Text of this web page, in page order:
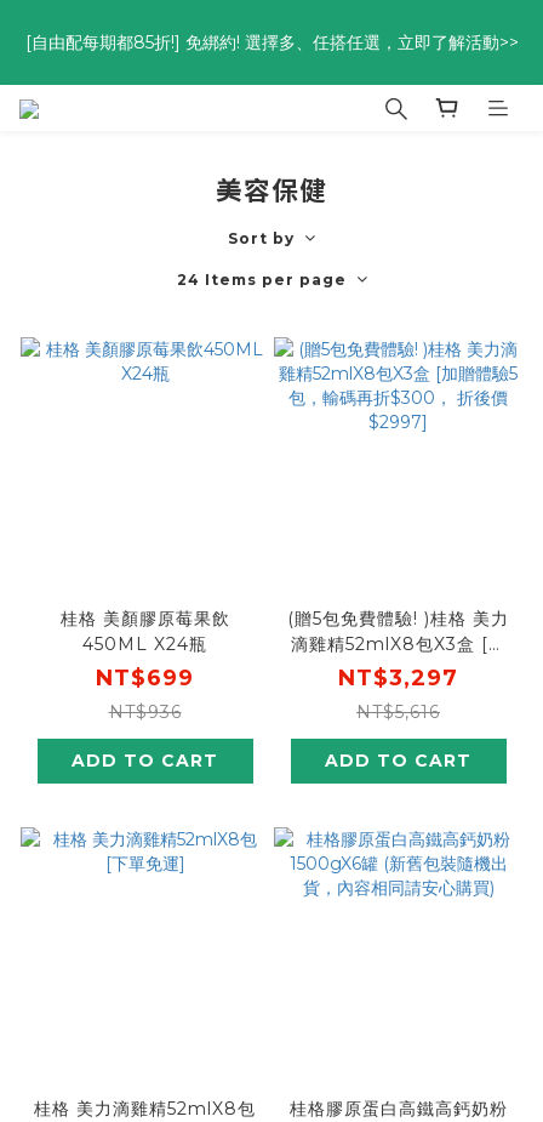
折
[自由配每期都85折!] 免綁約! 選擇多、任搭任選，立即了解活動>>
優惠碼<go300> $3,000折$300  優惠碼<go88> $5,000享88
美容保健
Sort by
24 Items per page
桂格 美顏膠原莓果飲
450ML X24瓶
NT$699
NT$936
ADD TO CART
(贈5包免費體驗! )桂格 美力
滴雞精52mlX8包X3盒 [加
贈體驗5包，輸碼再折
$300， 折後價$2997]
NT$3,297
NT$5,616
ADD TO CART
桂格 美力滴雞精52mlX8包
桂格膠原蛋白高鐵高鈣奶粉